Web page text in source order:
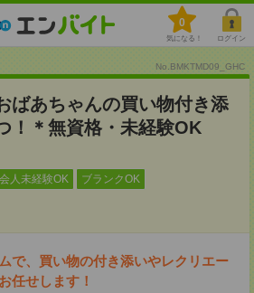
0
気になる！ ログイン
No.BMKTMD09_GHC
あちゃんの買い物付き添
！＊無資格・未経験OK
人未経験OK ブランクOK
で、買い物の付き添いやレクリエー
任せします！